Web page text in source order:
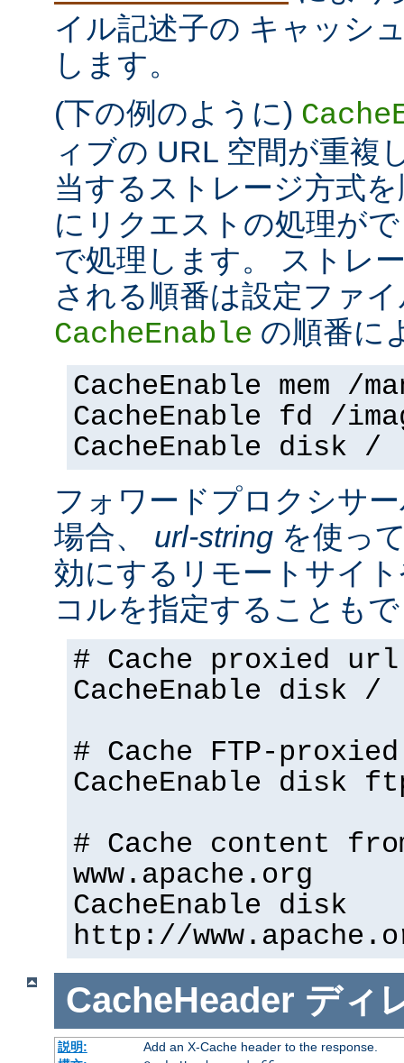
イル記述子の キャッシ
します。
(下の例のように)
ィブの URL 空間が重複
当するストレージ方式
にリクエストの処理が
で処理します。 ストレ
される順番は設定ファ
CacheEnable の順番に
CacheEnable mem /
CacheEnable fd /
CacheEnable disk /
フォワードプロクシサ
場合、 url-string を使っ
効にするリモートサイ
コルを指定することも
# Cache proxied
CacheEnable disk /
# Cache FTP-
CacheEnable disk
# Cache content
www.apache.org
CacheEnable disk
http://
CacheHeader ディ
説明:
Add an X-Cache header to the response.